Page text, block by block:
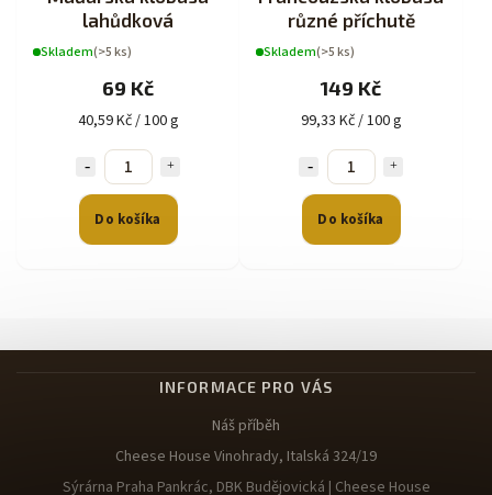
lahůdková
Skladem(>5 ks)
69 Kč
40,59 Kč / 100 g
Do košíka
různé příchutě
Skladem(>5 ks)
149 Kč
99,33 Kč / 100 g
Do košíka
INFORMACE PRO VÁS
Náš příběh
Cheese House Vinohrady, Italská 324/19
Sýrárna Praha Pankrác, DBK Budějovická | Cheese House